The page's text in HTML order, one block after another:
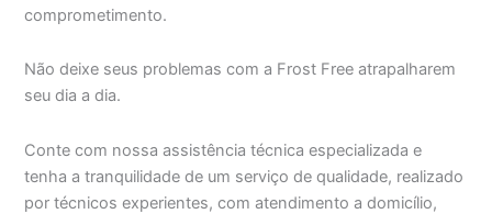
comprometimento.
Não deixe seus problemas com a Frost Free atrapalharem
seu dia a dia.
Conte com nossa assistência técnica especializada e
tenha a tranquilidade de um serviço de qualidade, realizado
por técnicos experientes, com atendimento a domicílio,